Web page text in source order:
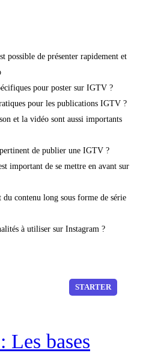
possible de présenter rapidement et
pour poster sur IGTV ?
pour les publications IGTV ?
et la vidéo sont aussi importants
de publier une IGTV ?
important de se mettre en avant sur
contenu long sous forme de série
à utiliser sur Instagram ?
STARTER
Les bases